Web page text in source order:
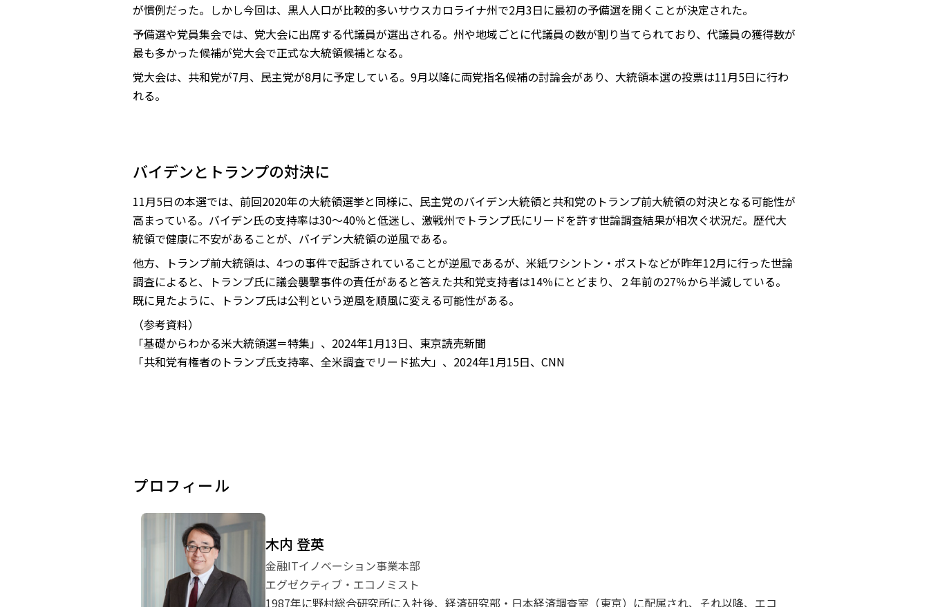
が慣例だった。しかし今回は、黒人人口が比較的多いサウスカロライナ州で2月3日に最初の予備選を開くことが決定された。
予備選や党員集会では、党大会に出席する代議員が選出される。州や地域ごとに代議員の数が割り当てられており、代議員の獲得数が
最も多かった候補が党大会で正式な大統領候補となる。
党大会は、共和党が7月、民主党が8月に予定している。9月以降に両党指名候補の討論会があり、大統領本選の投票は11月5日に行わ
れる。
バイデンとトランプの対決に
11月5日の本選では、前回2020年の大統領選挙と同様に、民主党のバイデン大統領と共和党のトランプ前大統領の対決となる可能性が
高まっている。バイデン氏の支持率は30～40％と低迷し、激戦州でトランプ氏にリードを許す世論調査結果が相次ぐ状況だ。歴代大
統領で健康に不安があることが、バイデン大統領の逆風である。
他方、トランプ前大統領は、4つの事件で起訴されていることが逆風であるが、米紙ワシントン・ポストなどが昨年12月に行った世論
調査によると、トランプ氏に議会襲撃事件の責任があると答えた共和党支持者は14％にとどまり、２年前の27％から半減している。
既に見たように、トランプ氏は公判という逆風を順風に変える可能性がある。
（参考資料）
「基礎からわかる米大統領選＝特集」、2024年1月13日、東京読売新聞
「共和党有権者のトランプ氏支持率、全米調査でリード拡大」、2024年1月15日、CNN
プロフィール
木内 登英
金融ITイノベーション事業本部
エグゼクティブ・エコノミスト
1987年に野村総合研究所に入社後、経済研究部・日本経済調査室（東京）に配属され、それ以降、エコ